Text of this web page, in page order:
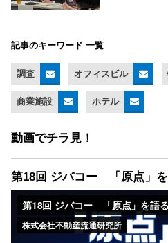
記事のキーワード 一覧
調査 オフィスビル
商業施設 ホテル
動画でチラ見！
第18回 ジバコー 「原点」